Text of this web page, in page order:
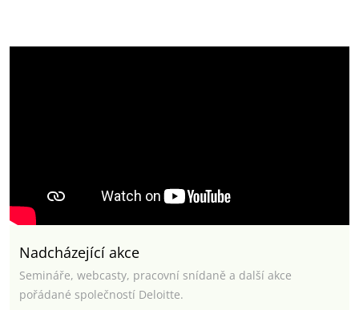
Nadcházející akce
Semináře, webcasty, pracovní snídaně a další akce
pořádané společností Deloitte.